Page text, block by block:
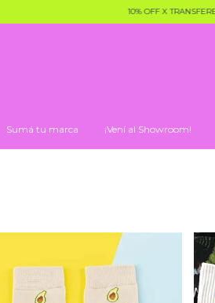
10% OFF X
Sumá tu marca ¡Vení al Showroom!